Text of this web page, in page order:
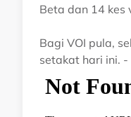
Beta dan 14 kes
Bagi VOI pula,
setakat hari ini. -